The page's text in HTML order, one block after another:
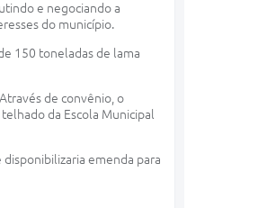
e negociando a
do município.
150 toneladas de lama
de convênio, o
da Escola Municipal
emenda para